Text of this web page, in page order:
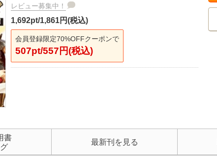
レビュー募集中！
1,692pt/1,861円(税込)
会員登録限定70%OFFクーポンで
507pt/557円(税込)
書
最新刊を見る